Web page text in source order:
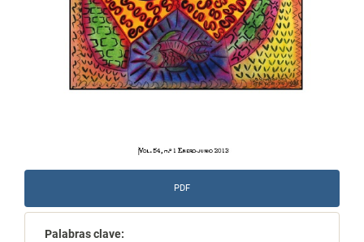
PDF
Palabras clave: